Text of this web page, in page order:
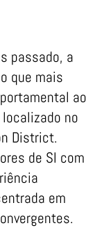
passado, a
que mais
ao
localizado no
District.
de SI com
em